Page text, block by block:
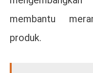
membantu
produk.